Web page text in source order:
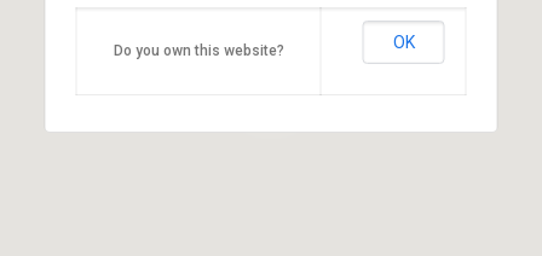
Do you own this website? OK